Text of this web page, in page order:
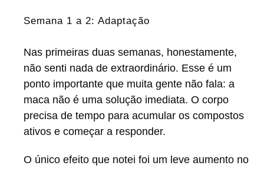
Semana 1 a 2: Adaptação
Nas primeiras duas semanas, honestamente,
não senti nada de extraordinário. Esse é um
ponto importante que muita gente não fala: a
maca não é uma solução imediata. O corpo
precisa de tempo para acumular os compostos
ativos e começar a responder.
O único efeito que notei foi um leve aumento no